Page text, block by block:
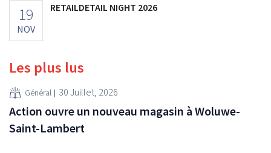
19
NOV
RETAILDETAIL NIGHT 2026
Les plus lus
Général 30 Juillet, 2026
Action ouvre un nouveau magasin à Woluwe-
Saint-Lambert